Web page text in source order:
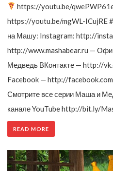
https://youtu.be/
https://youtu.be/mgWL-ICujRE
на Машу: Instagram: http://
http://www.mashabear.ru —
Медведь ВКонтакте — http://
Facebook — http://
Смотрите все серии Маша и
канале YouTube http://bit.ly/
READ MORE